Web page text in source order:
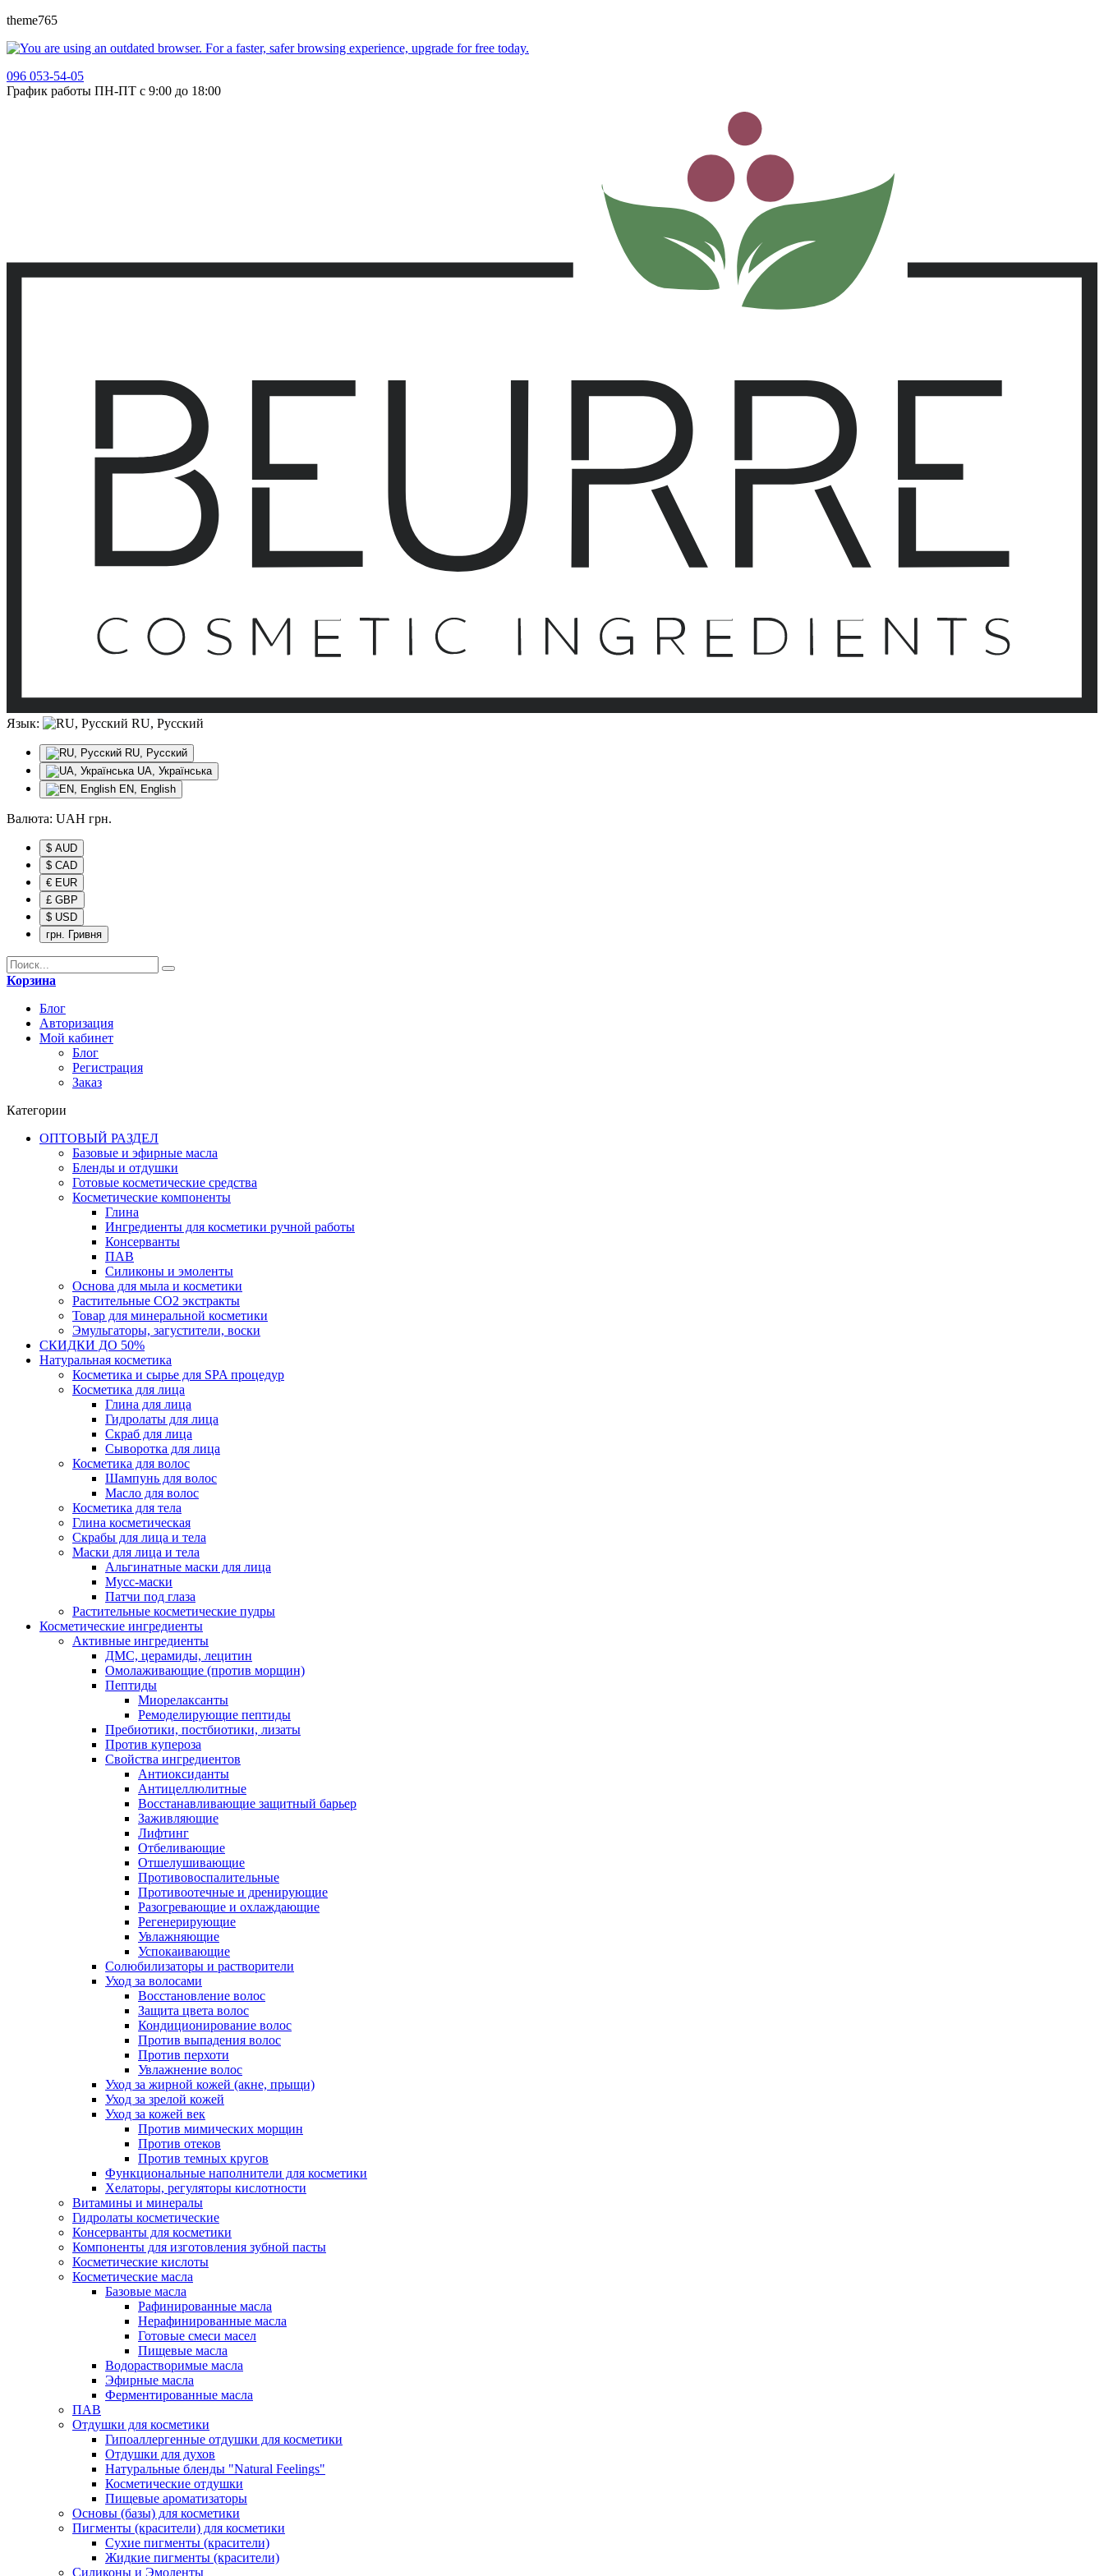
theme765
096 053-54-05
График работы ПН-ПТ с 9:00 до 18:00
Язык: RU, Русский
RU, Русский
UA, Українська
EN, English
Валюта: UAH грн.
$ AUD
$ CAD
€ EUR
£ GBP
$ USD
грн. Гривня
Корзина
Блог
Авторизация
Мой кабинет
Блог
Регистрация
Заказ
Категории
ОПТОВЫЙ РАЗДЕЛ
Базовые и эфирные масла
Бленды и отдушки
Готовые косметические средства
Косметические компоненты
Глина
Ингредиенты для косметики ручной работы
Консерванты
ПАВ
Силиконы и эмоленты
Основа для мыла и косметики
Растительные СО2 экстракты
Товар для минеральной косметики
Эмульгаторы, загустители, воски
СКИДКИ ДО 50%
Натуральная косметика
Косметика и сырье для SPA процедур
Косметика для лица
Глина для лица
Гидролаты для лица
Скраб для лица
Сыворотка для лица
Косметика для волос
Шампунь для волос
Масло для волос
Косметика для тела
Глина косметическая
Скрабы для лица и тела
Маски для лица и тела
Альгинатные маски для лица
Мусс-маски
Патчи под глаза
Растительные косметические пудры
Косметические ингредиенты
Активные ингредиенты
ДМС, церамиды, лецитин
Омолаживающие (против морщин)
Пептиды
Миорелаксанты
Ремоделирующие пептиды
Пребиотики, постбиотики, лизаты
Против купероза
Свойства ингредиентов
Антиоксиданты
Антицеллюлитные
Восстанавливающие защитный барьер
Заживляющие
Лифтинг
Отбеливающие
Отшелушивающие
Противовоспалительные
Противоотечные и дренирующие
Разогревающие и охлаждающие
Регенерирующие
Увлажняющие
Успокаивающие
Солюбилизаторы и растворители
Уход за волосами
Восстановление волос
Защита цвета волос
Кондиционирование волос
Против выпадения волос
Против перхоти
Увлажнение волос
Уход за жирной кожей (акне, прыщи)
Уход за зрелой кожей
Уход за кожей век
Против мимических морщин
Против отеков
Против темных кругов
Функциональные наполнители для косметики
Хелаторы, регуляторы кислотности
Витамины и минералы
Гидролаты косметические
Консерванты для косметики
Компоненты для изготовления зубной пасты
Косметические кислоты
Косметические масла
Базовые масла
Рафинированные масла
Нерафинированные масла
Готовые смеси масел
Пищевые масла
Водорастворимые масла
Эфирные масла
Ферментированные масла
ПАВ
Отдушки для косметики
Гипоаллергенные отдушки для косметики
Отдушки для духов
Натуральные бленды "Natural Feelings"
Косметические отдушки
Пищевые ароматизаторы
Основы (базы) для косметики
Пигменты (красители) для косметики
Сухие пигменты (красители)
Жидкие пигменты (красители)
Силиконы и Эмоленты